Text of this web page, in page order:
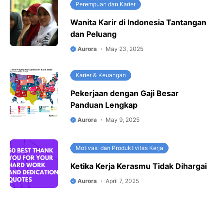
Perempuan dan Karier
Wanita Karir di Indonesia Tantangan
dan Peluang
Aurora May 23, 2025
Karier & Keuangan
Pekerjaan dengan Gaji Besar
Panduan Lengkap
Aurora May 9, 2025
Motivasi dan Produktivitas Kerja
Ketika Kerja Kerasmu Tidak Dihargai
Aurora April 7, 2025